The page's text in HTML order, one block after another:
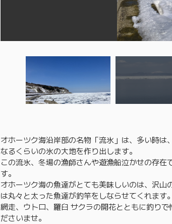
オホーツク海沿岸部の名物「流氷」は、多い時
なるくらいの氷の大地を作り出します。
この流氷、冬場の漁師さんや遊漁船泣かせの存
す。
オホーツク海の魚達がとても美味しいのは、沢
は丸々と太った魚達が釣竿をしならせてくれます。
網走、ウトロ、羅臼 サクラの開花とともに釣り
ださいませ。